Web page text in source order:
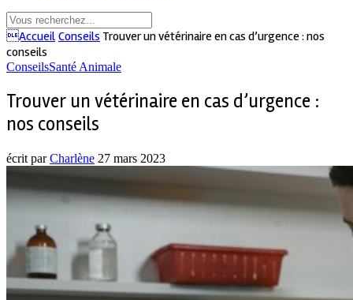
Accueil Conseils Trouver un vétérinaire en cas d’urgence : nos
conseils
ConseilsSanté Animale
Trouver un vétérinaire en cas d’urgence :
nos conseils
écrit parCharlène 27 mars 2023